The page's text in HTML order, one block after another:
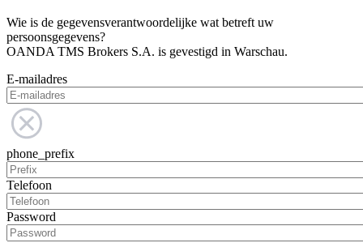
Wie is de gegevensverantwoordelijke wat betreft uw
persoonsgegevens?
OANDA TMS Brokers S.A. is gevestigd in Warschau.
E-mailadres
phone_prefix
Telefoon
Password